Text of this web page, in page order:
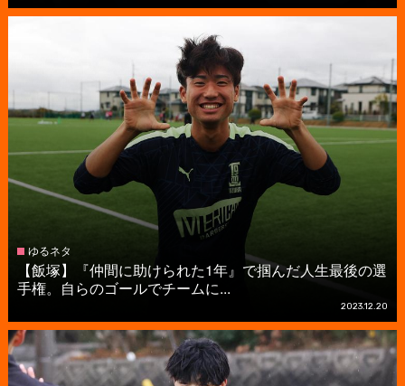
ゆるネタ
【飯塚】『仲間に助けられた1年』で掴んだ人生最後の選
手権。自らのゴールでチームに...
2023.12.20